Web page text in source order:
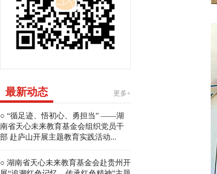
最新动态 更多+
○ “循足迹、悟初心、勇担当” ——湖
南省天心未来教育基金会组织党员干
部 赴庐山开展主题教育实践活动...
○ 湖南省天心未来教育基金会赴贵州开